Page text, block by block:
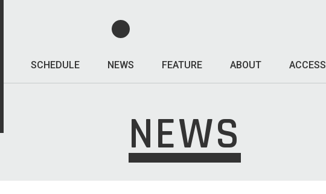
SCHEDULE NEWS FEATURE ABOUT ACCESS
NEWS